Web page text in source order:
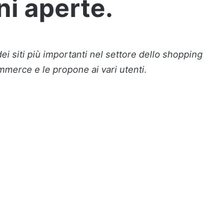
aperte.
siti più importanti nel settore dello
e le propone ai vari utenti.